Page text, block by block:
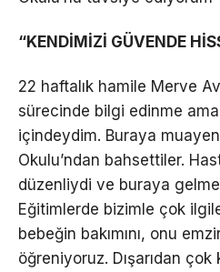
“KENDİMİZİ GÜVENDE
22 haftalık hamile Merve
sürecinde bilgi edinme
içindeydim. Buraya
Okulu’ndan bahsettiler.
düzenliydi ve buraya
Eğitimlerde bizimle çok
bebeğin bakımını, onu
öğreniyoruz. Dışarıdan